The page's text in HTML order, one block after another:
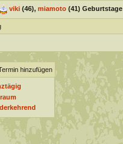
viki(46), miamoto(41) Geburtstage
hinzufügen